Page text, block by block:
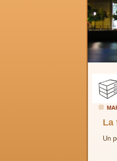
La
Un